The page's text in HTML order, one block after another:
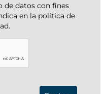
de datos con fines
en la política de